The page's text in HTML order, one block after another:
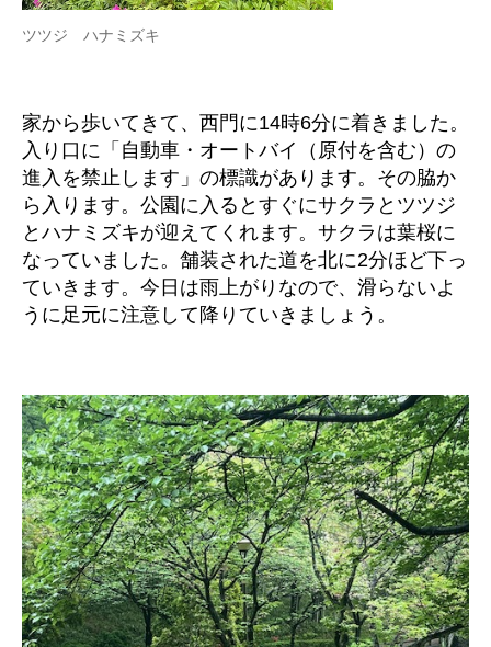
ツツジ ハナミズキ
家から歩いてきて、西門に14時6分に着きました。
入り口に「自動車・オートバイ（原付を含む）の
進入を禁止します」の標識があります。その脇か
ら入ります。公園に入るとすぐにサクラとツツジ
とハナミズキが迎えてくれます。サクラは葉桜に
なっていました。舗装された道を北に2分ほど下っ
ていきます。今日は雨上がりなので、滑らないよ
うに足元に注意して降りていきましょう。